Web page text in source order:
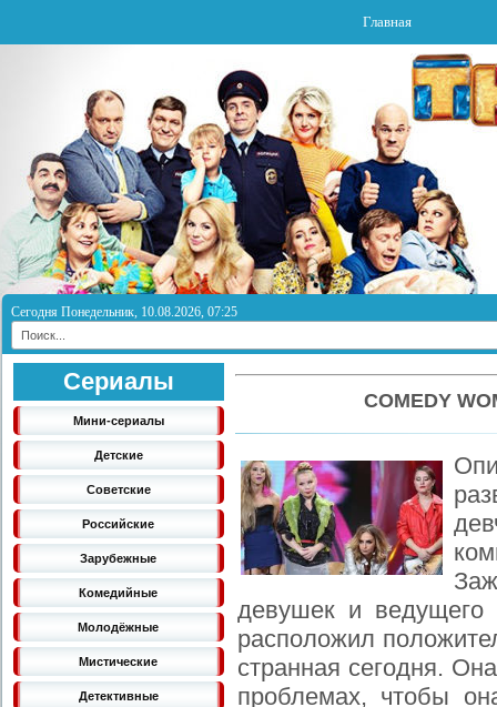
Главная
Сегодня Понедельник, 10.08.2026, 07:25
Сериалы
Мини-сериалы
Детские
Советские
Российские
Зарубежные
Комедийные
Молодёжные
Мистические
Детективные
COMEDY
девушек и ведущего
расположил
странная сегодня.
проблемах, чтобы